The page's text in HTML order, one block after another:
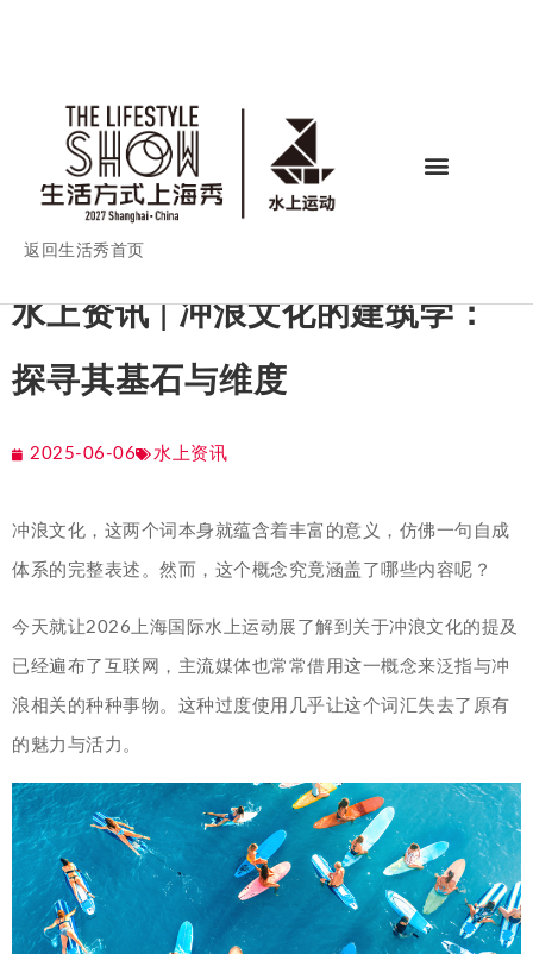
返回生活秀首页
水上资讯 | 冲浪文化的建筑学：
探寻其基石与维度
2025-06-06 水上资讯
冲浪文化，这两个词本身就蕴含着丰富的意义，仿佛一句自成
体系的完整表述。然而，这个概念究竟涵盖了哪些内容呢？
今天就让2026上海国际水上运动展了解到关于冲浪文化的提及
已经遍布了互联网，主流媒体也常常借用这一概念来泛指与冲
浪相关的种种事物。这种过度使用几乎让这个词汇失去了原有
的魅力与活力。